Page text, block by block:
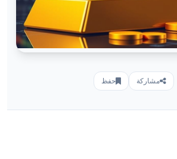
مشاركة حفظ